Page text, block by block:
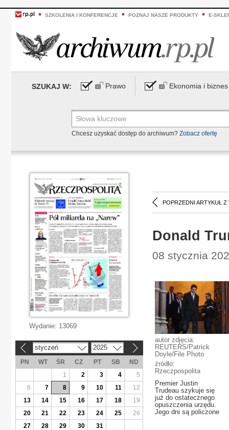
SZKOLENIA I KONFERENCJE POZNAJ NASZE PRODUKTY E-
SZUKAJ W: Prawo Ekonomia i biznes
Chcesz uzyskać dostęp do archiwum? Zobacz ofertę
POPRZEDNI ARTYKUŁ Z
Donald
08 stycznia
autor zdjęcia:
REUTERS/Patrick
Doyle/File Photo
źródło:
Rzeczpospolita
Premier Justin
Trudeau szykuje się
już do ostatecznego
opuszczenia urzędu.
Jego dni są policzone
Wydanie: 13069
styczeń 2025
PN WT ŚR CZ PT SB
ND
1
2 3 4
5
6
7 8 9 10 11
12
13
14 15 16 17 18
19
20
21 22 23 24 25
26
27
28 29 30 31